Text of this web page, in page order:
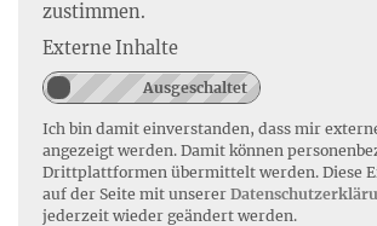
zustimmen.
Externe Inhalte
Ich bin damit einverstanden, dass mir
angezeigt werden. Damit können
Drittplattformen übermittelt werden. Diese
auf der Seite mit unserer
jederzeit wieder geändert werden.